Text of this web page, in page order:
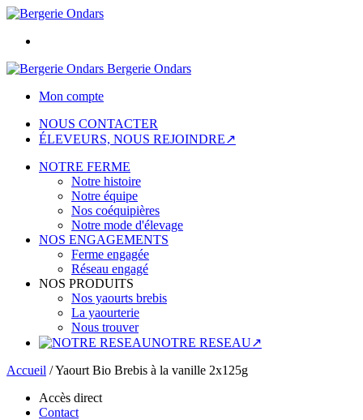
Bergerie Ondars
Mon compte
NOUS CONTACTER
ÉLEVEURS, NOUS REJOINDRE↗
NOTRE FERME
Notre histoire
Notre équipe
Nos coéquipières
Notre mode d'élevage
NOS ENGAGEMENTS
Ferme engagée
Réseau engagé
NOS PRODUITS
Nos yaourts brebis
La yaourterie
Nous trouver
NOTRE RESEAU↗
Accueil /Yaourt Bio Brebis à la vanille 2x125g
Accès direct
Contact